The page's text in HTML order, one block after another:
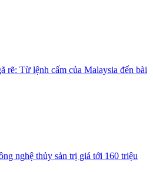
rẽ: Từ lệnh cấm của Malaysia đến bài
nghệ thủy sản trị giá tới 160 triệu